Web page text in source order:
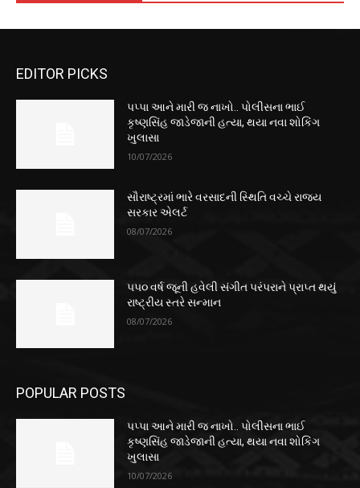
EDITOR PICKS
પપ્પા આને મારી જ નાખો.. પોલીસના ભાઈ
કૃષ્ણસિંહ જાડેજાની હત્યા, થયા નવા શોકિંગ
ખુલાસા
10/07/2026
સૌરાષ્ટ્રમાં ભારે વરસાદની સ્થિતિ વચ્ચે રાજ્ય
સરકાર એલર્ટ
08/07/2026
૫૫૦ વર્ષ જૂની હવેલી સંગીત પરંપરાને પ્રાપ્ત થયું
રાષ્ટ્રીય સ્તરે સન્માન
08/07/2026
POPULAR POSTS
પપ્પા આને મારી જ નાખો.. પોલીસના ભાઈ
કૃષ્ણસિંહ જાડેજાની હત્યા, થયા નવા શોકિંગ
ખુલાસા
10/07/2026